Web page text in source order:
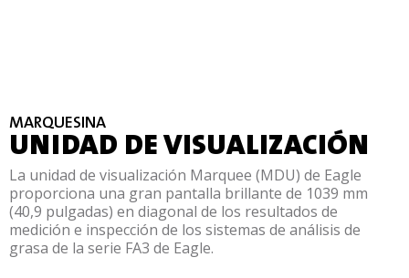
MARQUESINA
UNIDAD DE VISUALIZACIÓN
La unidad de visualización Marquee (MDU) de Eagle
proporciona una gran pantalla brillante de 1039 mm
(40,9 pulgadas) en diagonal de los resultados de
medición e inspección de los sistemas de análisis de
grasa de la serie FA3 de Eagle.